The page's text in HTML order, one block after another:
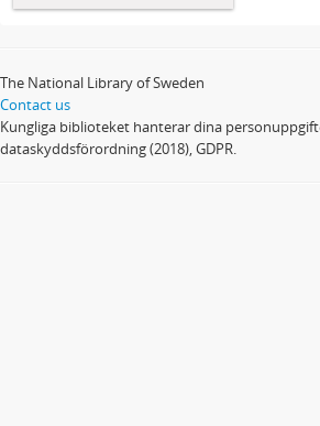
The National Library of Sweden
Contact us
Kungliga biblioteket hanterar dina
dataskyddsförordning (2018), GDPR.